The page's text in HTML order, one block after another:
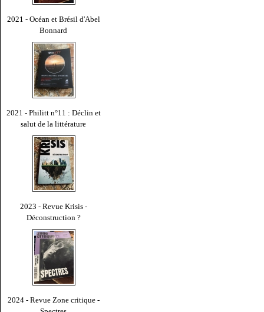
2021 - Océan et Brésil d'Abel
Bonnard
2021 - Philitt n°11 : Déclin et
salut de la littérature
2023 - Revue Krisis -
Déconstruction ?
2024 - Revue Zone critique -